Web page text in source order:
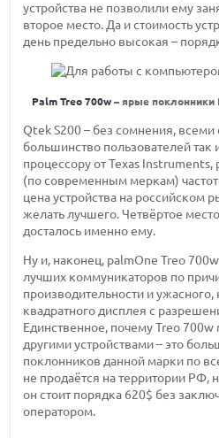
устройства не позволили ему
второе место. Да и стоимость
день предельно высокая –
Palm Treo 700w– ярые поклонники
Qtek S200 – без сомнения,
большинство пользователей так
процессору от Texas
(по современным меркам)
цена устройства на российском
желать лучшего. Четвёртое
досталось именно ему.
Ну и, наконец, palmOne Treo
лучших коммуникаторов по
производительности и ужасного,
квадратного дисплея с
Единственное, почему Treo 700w
другими устройствами – это
поклонников данной марки по
не продаётся на территории РФ,
он стоит порядка 620$ без
оператором.